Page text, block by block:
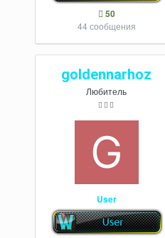
50
44 сообщения
goldennarhoz
Любитель
User